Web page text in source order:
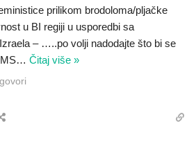
prilikom brodoloma/pljačke
u BI regiji u usporedbi sa
– …..po volji nadodajte što bi se
… Čitaj više »